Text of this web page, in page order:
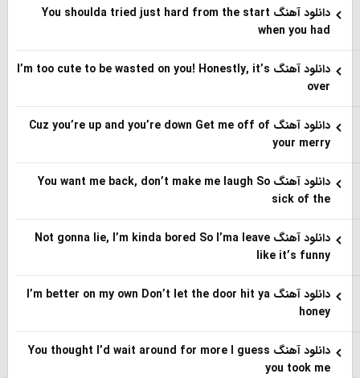
دانلود آهنگ You shoulda tried just hard from the start
when you had
دانلود آهنگ I’m too cute to be wasted on you! Honestly, it’s
over
دانلود آهنگ Cuz you’re up and you’re down Get me off of
your merry
دانلود آهنگ You want me back, don’t make me laugh So
sick of the
دانلود آهنگ Not gonna lie, I’m kinda bored So I’ma leave
like it’s funny
دانلود آهنگ I’m better on my own Don’t let the door hit ya
honey
دانلود آهنگ You thought I’d wait around for more I guess
you took me